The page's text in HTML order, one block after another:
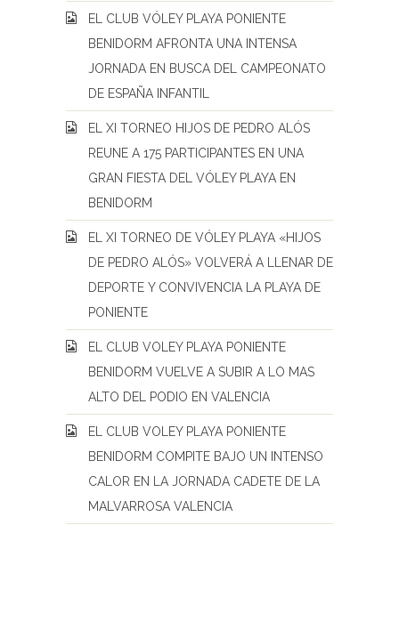
EL CLUB VÓLEY PLAYA PONIENTE
BENIDORM AFRONTA UNA INTENSA
JORNADA EN BUSCA DEL CAMPEONATO
DE ESPAÑA INFANTIL
EL XI TORNEO HIJOS DE PEDRO ALÓS
REUNE A 175 PARTICIPANTES EN UNA
GRAN FIESTA DEL VÓLEY PLAYA EN
BENIDORM
EL XI TORNEO DE VÓLEY PLAYA «HIJOS
DE PEDRO ALÓS» VOLVERÁ A LLENAR DE
DEPORTE Y CONVIVENCIA LA PLAYA DE
PONIENTE
EL CLUB VOLEY PLAYA PONIENTE
BENIDORM VUELVE A SUBIR A LO MAS
ALTO DEL PODIO EN VALENCIA
EL CLUB VOLEY PLAYA PONIENTE
BENIDORM COMPITE BAJO UN INTENSO
CALOR EN LA JORNADA CADETE DE LA
MALVARROSA VALENCIA